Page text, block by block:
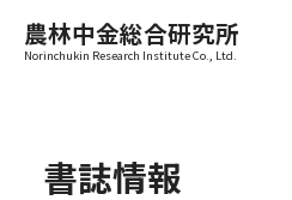
農林中金総合研究所
Norinchukin Research Institute Co., Ltd.
書誌情報